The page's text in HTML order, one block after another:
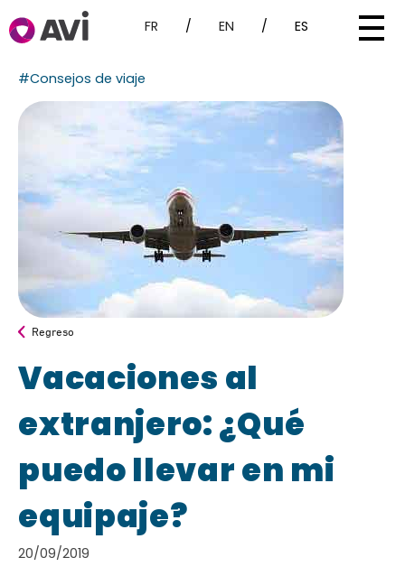
FR / EN / ES
#Consejos de viaje
Regreso
Vacaciones al
extranjero: ¿Qué
puedo llevar en mi
equipaje?
20/09/2019